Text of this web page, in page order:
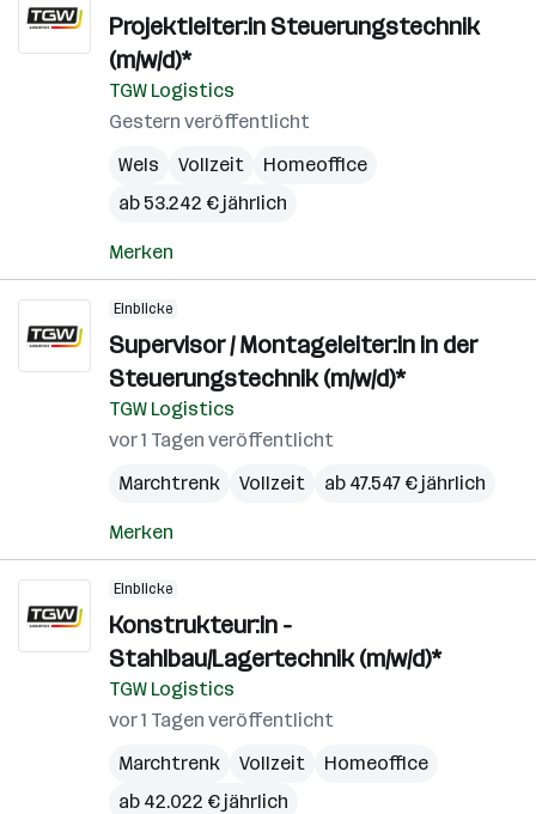
Projektleiter:in Steuerungstechnik
(m/w/d)*
TGW Logistics
Gestern veröffentlicht
Wels
Vollzeit
Homeoffice
ab 53.242 € jährlich
Merken
Einblicke
Supervisor / Montageleiter:in in der
Steuerungstechnik (m/w/d)*
TGW Logistics
vor 1 Tagen veröffentlicht
Marchtrenk
Vollzeit ab 47.547 € jährlich
Merken
Einblicke
Konstrukteur:in -
Stahlbau/Lagertechnik (m/w/d)*
TGW Logistics
vor 1 Tagen veröffentlicht
Marchtrenk
Vollzeit
Homeoffice
ab 42.022 € jährlich